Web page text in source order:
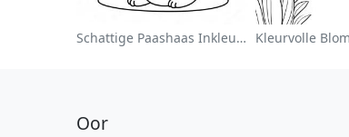
Schattige Paashaas Inkleurblad
Oor